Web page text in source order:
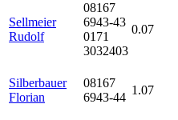
Sellmeier
Rudolf
08167
6943-43
0171
3032403
0.07
Silberbauer
Florian
08167
6943-44
1.07